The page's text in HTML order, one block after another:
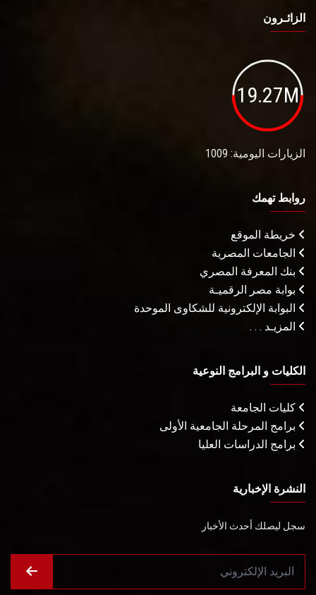
الزائـرون
19.27M
الزيارات اليومية: 1009
روابط تهمك
خريطة الموقع
الجامعات المصرية
بنك المعرفة المصري
بوابة مصر الرقميـة
البوابة الإلكترونية للشكاوى الموحدة
المزيـد . . .
الكليات و البرامج النوعية
كليات الجامعة
برامج المرحلة الجامعية الأولى
برامج الدراسات العليا
النشرة الإخبارية
سجل ليصلك أحدث الأخبار